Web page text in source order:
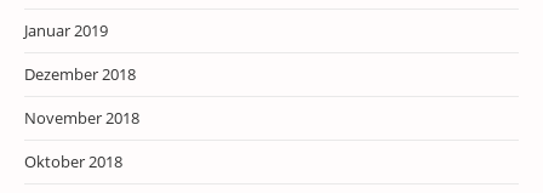
Januar 2019
Dezember 2018
November 2018
Oktober 2018